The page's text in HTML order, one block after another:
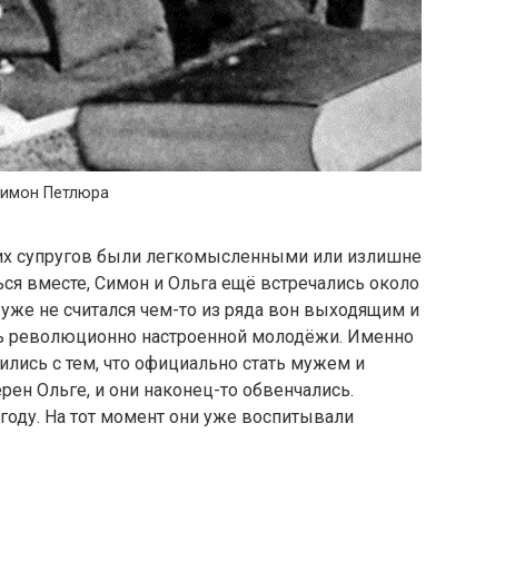
Петлюра
супругов были легкомысленными или излишне
вместе, Симон и Ольга ещё встречались около
не считался чем-то из ряда вон выходящим и
революционно настроенной молодёжи. Именно
с тем, что официально стать мужем и
Ольге, и они наконец-то обвенчались.
На тот момент они уже воспитывали